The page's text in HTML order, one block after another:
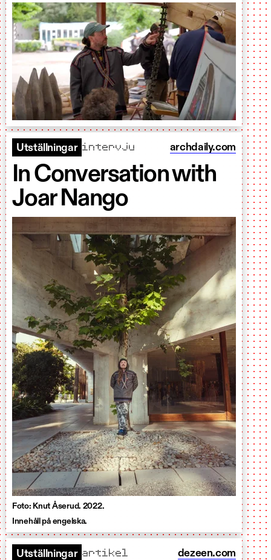
Utställningar intervju archdaily.com
In Conversation with
Joar Nango
Foto: Knut Åserud. 2022.
Innehåll på engelska.
Utställningar artikel dezeen.com